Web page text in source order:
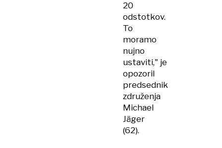
20
odstotkov.
To
moramo
nujno
ustaviti," je
opozoril
predsednik
združenja
Michael
Jäger
(62).